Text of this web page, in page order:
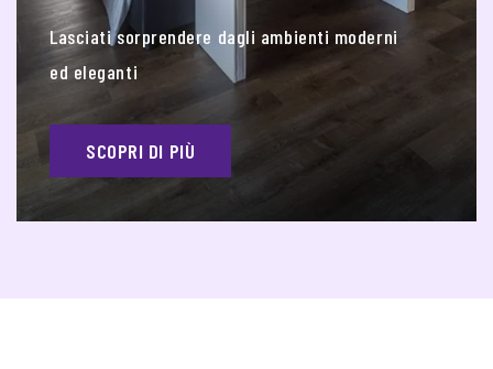
Lasciati sorprendere dagli ambienti moderni
ed eleganti
SCOPRI DI PIÙ